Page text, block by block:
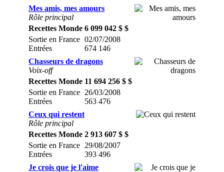
Mes amis, mes amours
Rôle principal
Recettes Monde 6 099 042 $ $
Sortie en France
Entrées
02/07/2008
674 146
Chasseurs de dragons
Voix-off
Recettes Monde 11 694 256 $ $
Sortie en France
Entrées
26/03/2008
563 476
Ceux qui restent
Rôle principal
Recettes Monde 2 913 607 $ $
Sortie en France
Entrées
29/08/2007
393 496
Je crois que je l'aime